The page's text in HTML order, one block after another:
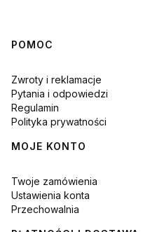
Linki w stopce
POMOC
Zwroty i reklamacje
Pytania i odpowiedzi
Regulamin
Polityka prywatności
MOJE KONTO
Twoje zamówienia
Ustawienia konta
Przechowalnia